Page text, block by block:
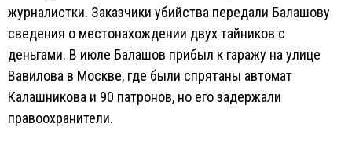
журналистки. Заказчики убийства передали Балашову
сведения о местонахождении двух тайников с
деньгами. В июле Балашов прибыл к гаражу на улице
Вавилова в Москве, где были спрятаны автомат
Калашникова и 90 патронов, но его задержали
правоохранители.